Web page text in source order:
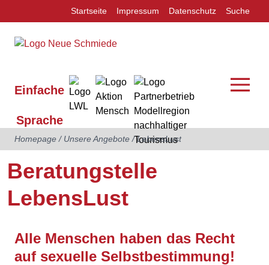
Startseite Impressum Datenschutz Suche
Einfache
Sprache
Homepage / Unsere Angebote /LebensLust
Beratungstelle
LebensLust
Alle Menschen haben das Recht
auf sexuelle Selbstbestimmung!